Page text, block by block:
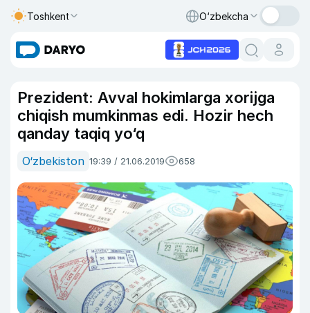
Toshkent O‘zbekcha
Prezident: Avval hokimlarga xorijga
chiqish mumkinmas edi. Hozir hech
qanday taqiq yo‘q
O‘zbekiston 19:39 / 21.06.2019 658